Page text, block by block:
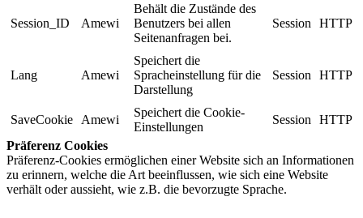
Session_ID Amewi
Behält die Zustände des
Benutzers bei allen
Seitenanfragen bei.
Session HTTP
Lang Amewi
Speichert die
Spracheinstellung für die
Darstellung
Session HTTP
SaveCookie Amewi
Speichert die Cookie-
Einstellungen
Session
HTTP
Präferenz Cookies
Präferenz-Cookies ermöglichen einer Website sich an Informationen
zu erinnern, welche die Art beeinflussen, wie sich eine Website
verhält oder aussieht, wie z.B. die bevorzugte Sprache.